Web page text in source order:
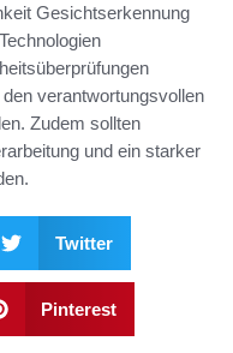
Gesichtserkennung
verantwortungsvollen
Zudem sollten
und ein starker
Twitter
Pinterest